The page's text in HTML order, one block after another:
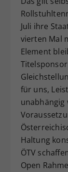
Juli ihre
vierten Mal
Element
für uns,
unabhängig
Haltung
ÖTV
Open